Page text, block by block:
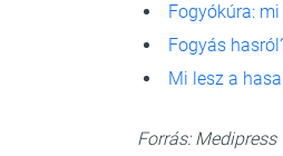
Fogyókúra:
Fogyás
Mi lesz a
Forrás: Medipress